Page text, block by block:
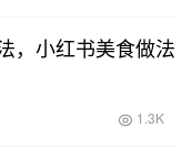
，小红书美食做法
1.3K